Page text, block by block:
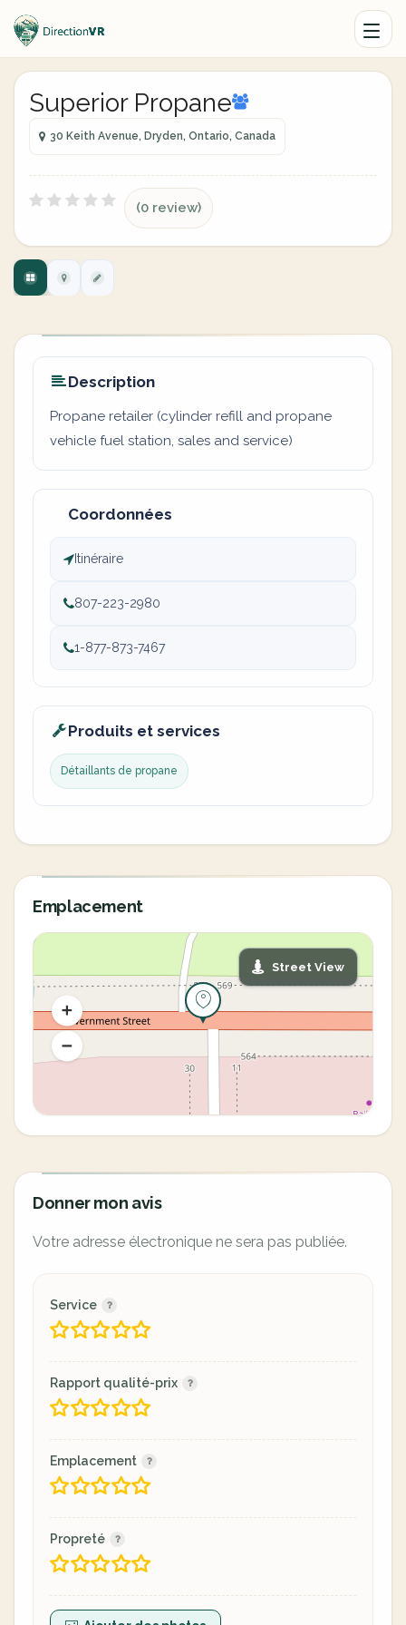
Superior Propane
30 Keith Avenue, Dryden, Ontario, Canada
(0 review)
Description
Propane retailer (cylinder refill and propane
vehicle fuel station, sales and service)
Coordonnées
Itinéraire
807-223-2980
1-877-873-7467
Produits et services
Détaillants de propane
Emplacement
Street View
Donner mon avis
Votre adresse électronique ne sera pas publiée.
Service
Rapport qualité-prix
Emplacement
Propreté